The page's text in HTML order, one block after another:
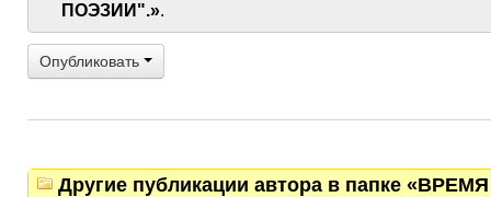
ПОЭЗИИ".».
Опубликовать
Другие публикации автора в папке